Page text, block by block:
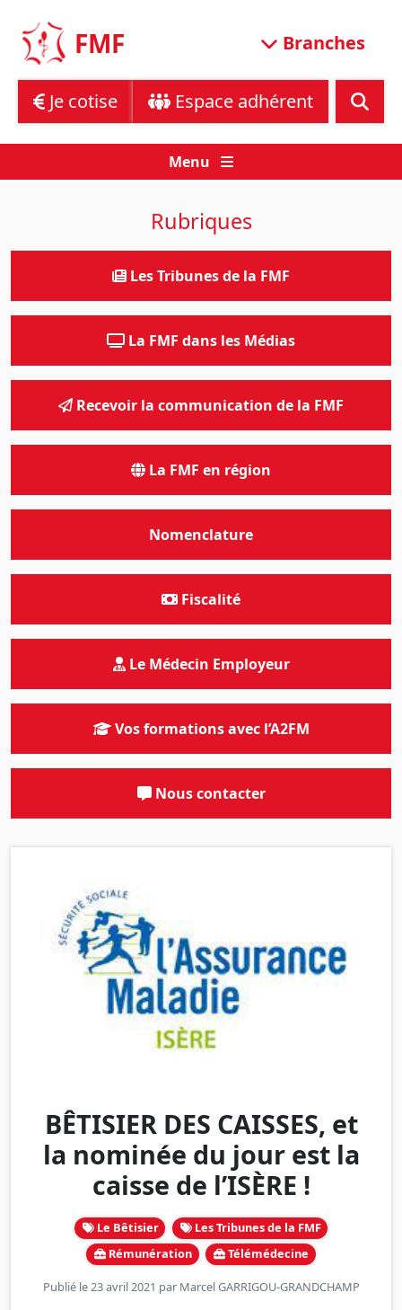
content
FMF Branches
Je cotise Espace adhérent
Menu
BÊTISIER DES CAISSES, et
la nominée du jour est la
caisse de l’ISÈRE !
Le Bêtisier
Les Tribunes de la FMF
Rémunération
Télémédecine
Publié le 23 avril 2021 par Marcel GARRIGOU-GRANDCHAMP
Rubriques
Les Tribunes de la FMF
La FMF dans les Médias
Recevoir la communication de la FMF
La FMF en région
Nomenclature
Fiscalité
Le Médecin Employeur
Vos formations avec l’A2FM
Nous contacter